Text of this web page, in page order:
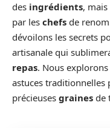
des ingrédients, mais
par les chefs de
dévoilons les secrets
artisanale qui
repas. Nous
astuces
précieuses graines de